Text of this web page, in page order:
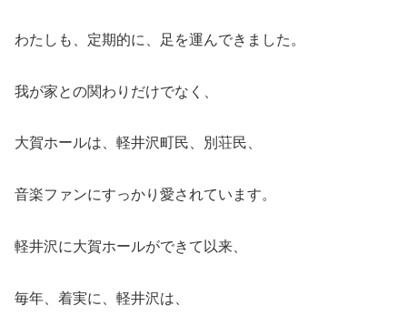
わたしも、定期的に、足を運んできました。
我が家との関わりだけでなく、
大賀ホールは、軽井沢町民、別荘民、
音楽ファンにすっかり愛されています。
軽井沢に大賀ホールができて以来、
毎年、着実に、軽井沢は、